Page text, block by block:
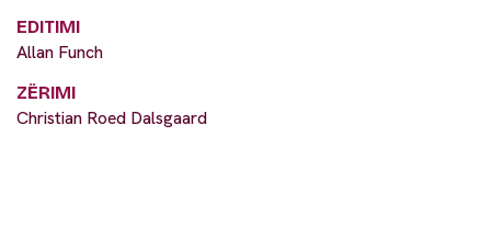
EDITIMI
Allan Funch
ZËRIMI
Christian Roed Dalsgaard